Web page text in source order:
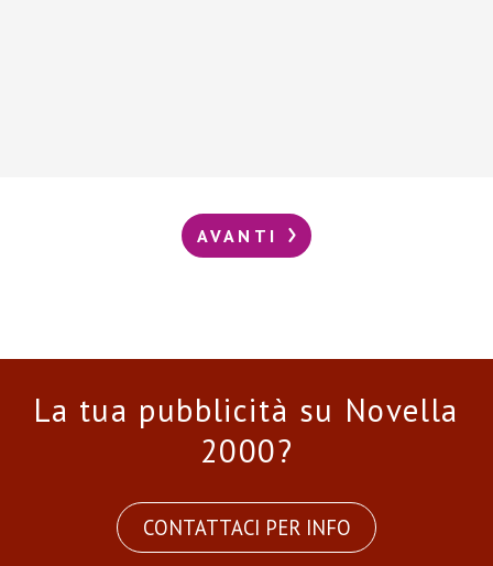
AVANTI
La tua pubblicità su Novella
2000?
CONTATTACI PER INFO